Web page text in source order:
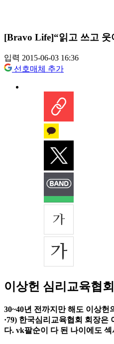
[Bravo Life]“읽고 쓰고 웃
입력 2015-06-03 16:36
선호매체 추가
이상헌 심리교육협
30~40년 전까지만 해도 이상헌
·79) 한국심리교육협회 회장
다. vk팔순이 다 된 나이에도